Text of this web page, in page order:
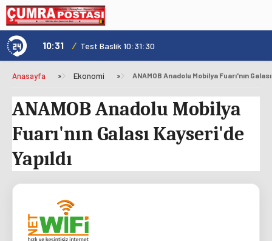
Genç Kültür Kart ile Konya'da Üniversite Yaşamı Daha Avantajlı 10:31 / Test Baslik 10:31:30
Anasayfa » Ekonomi » ANAMOB Anadolu Mobilya Fuarı'nın
ANAMOB Anadolu Mobilya
Fuarı'nın Galası Kayseri'de
Yapıldı